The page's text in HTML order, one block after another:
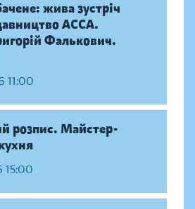
жива зустріч
АССА.
Фалькович.
11:00
розпис. Майстер-
15:00